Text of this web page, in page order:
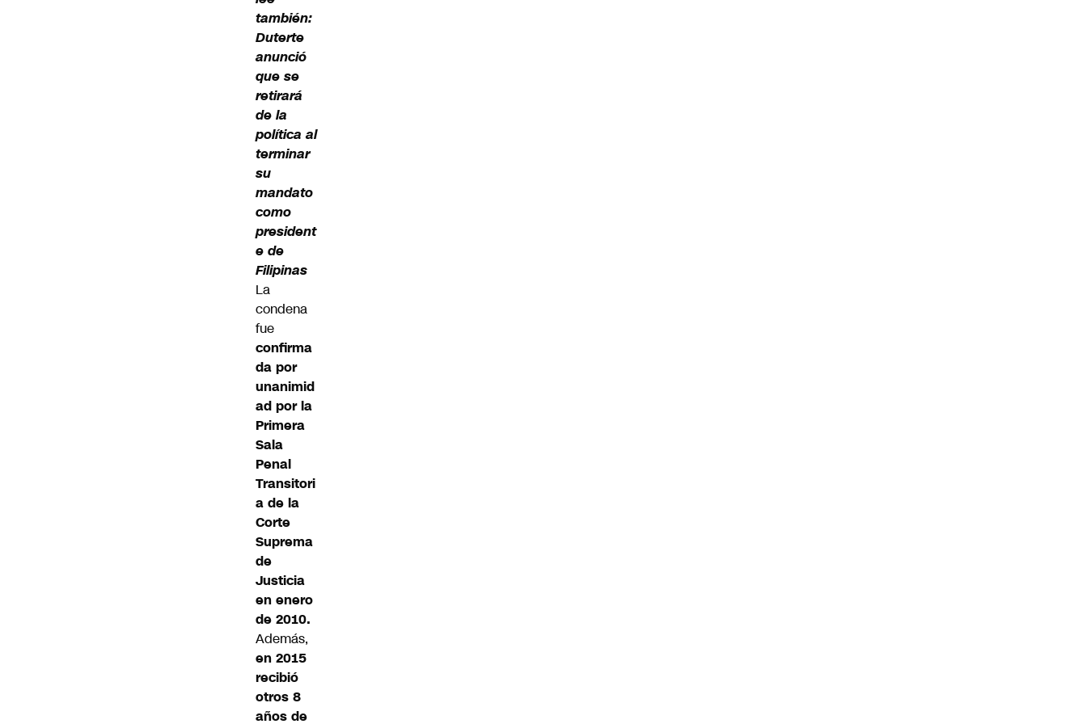
también:
Duterte
anunció
que se
retirará
de la
política al
terminar
su
mandato
como
president
e de
Filipinas
La
condena
fue
confirma
da por
unanimid
ad por la
Primera
Sala
Penal
Transitori
a de la
Corte
Suprema
de
Justicia
en enero
de 2010.
Además,
en 2015
recibió
otros 8
años de